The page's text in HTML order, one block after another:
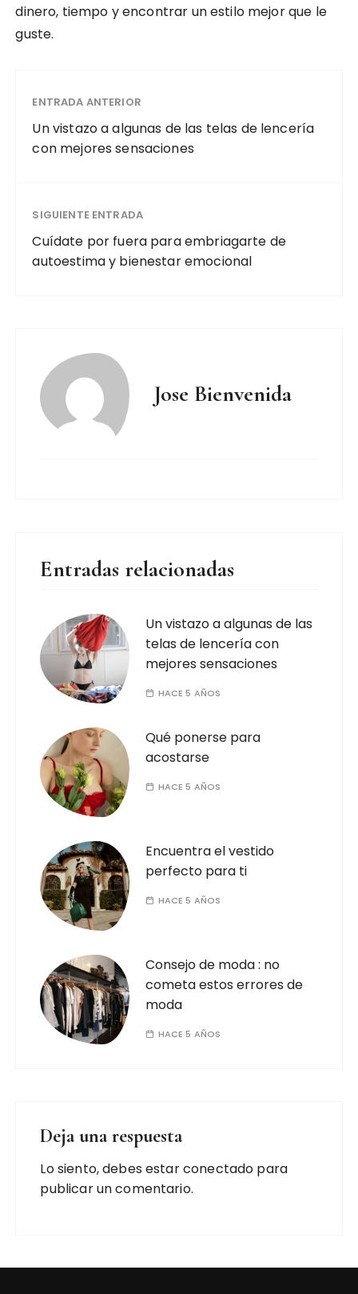
dinero, tiempo y encontrar un estilo mejor que le
guste.
ENTRADA ANTERIOR
Un vistazo a algunas de las telas de lencería
con mejores sensaciones
SIGUIENTE ENTRADA
Cuídate por fuera para embriagarte de
autoestima y bienestar emocional
Jose Bienvenida
Entradas relacionadas
Un vistazo a algunas de las
telas de lencería con
mejores sensaciones
HACE 5 AÑOS
Qué ponerse para
acostarse
HACE 5 AÑOS
Encuentra el vestido
perfecto para ti
HACE 5 AÑOS
Consejo de moda : no
cometa estos errores de
moda
HACE 5 AÑOS
Deja una respuesta
Lo siento, debes estarconectado para
publicar un comentario.